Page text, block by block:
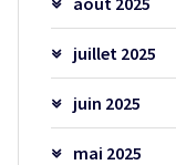
juillet 2025
juin 2025
mai 2025